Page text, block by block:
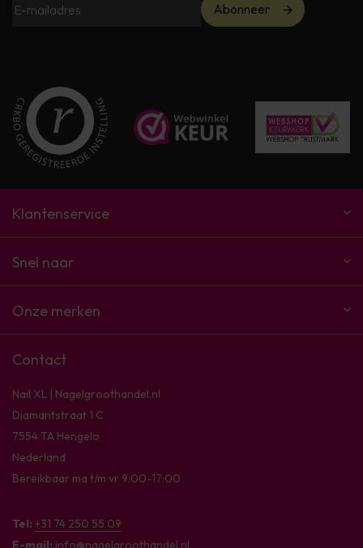
Abonneer
Klantenservice
Snel naar
Onze merken
Contact
Nail XL | Nagelgroothandel.nl
Diamantstraat 1 C
7554 TA Hengelo
Nederland
Bereikbaar ma t/m vr 9:00-17:00
Tel: +31 74 250 55 09
E-mail: info@nagelgroothandel.nl